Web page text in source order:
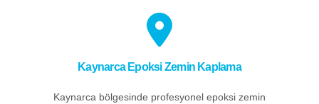
Kaynarca Epoksi Zemin Kaplama
Kaynarca bölgesinde profesyonel epoksi zemin